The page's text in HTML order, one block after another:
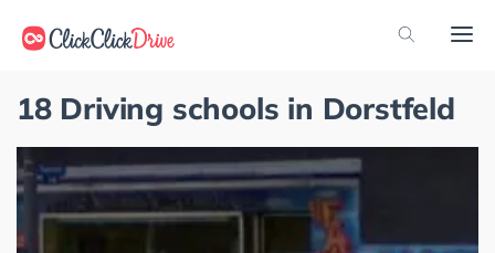
18 Driving schools in Dorstfeld